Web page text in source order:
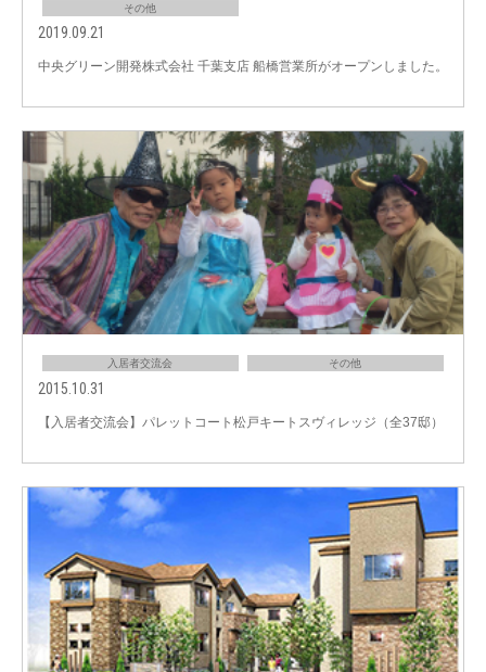
その他
2019.09.21
中央グリーン開発株式会社 千葉支店 船橋営業所がオープンしました。
入居者交流会 その他
2015.10.31
【入居者交流会】パレットコート松戸キートスヴィレッジ（全37邸）